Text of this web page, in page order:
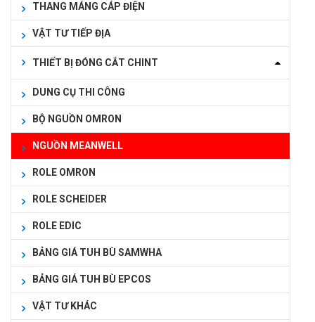
THANG MÁNG CÁP ĐIỆN
VẬT TƯ TIẾP ĐỊA
THIẾT BỊ ĐÓNG CẮT CHINT
DUNG CỤ THI CÔNG
BỘ NGUỒN OMRON
NGUỒN MEANWELL
ROLE OMRON
ROLE SCHEIDER
ROLE EDIC
BẢNG GIÁ TUH BÙ SAMWHA
BẢNG GIÁ TUH BÙ EPCOS
VẬT TƯ KHÁC